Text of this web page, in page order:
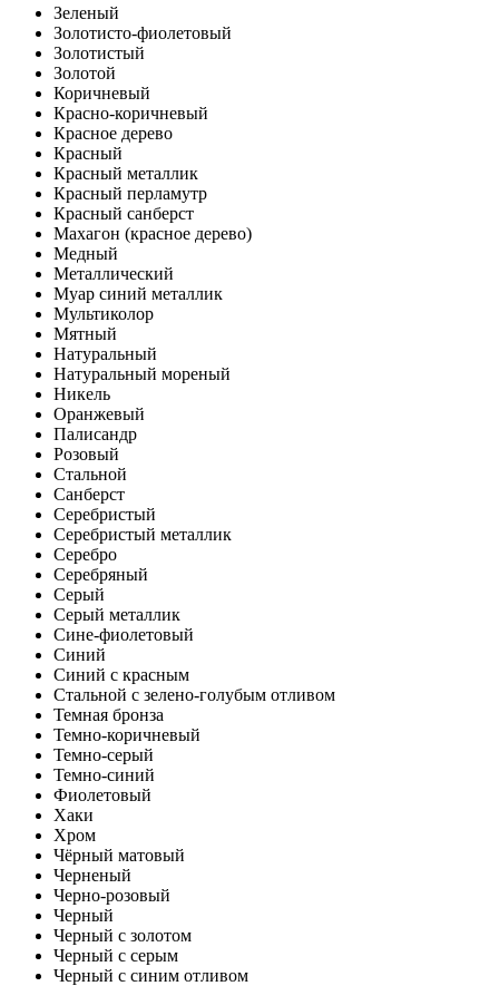
Зеленый
Золотисто-фиолетовый
Золотистый
Золотой
Коричневый
Красно-коричневый
Красное дерево
Красный
Красный металлик
Красный перламутр
Красный санберст
Махагон (красное дерево)
Медный
Металлический
Муар синий металлик
Мультиколор
Мятный
Натуральный
Натуральный мореный
Никель
Оранжевый
Палисандр
Розовый
Стальной
Санберст
Серебристый
Серебристый металлик
Серебро
Серебряный
Серый
Серый металлик
Сине-фиолетовый
Синий
Синий с красным
Стальной с зелено-голубым отливом
Темная бронза
Темно-коричневый
Темно-серый
Темно-синий
Фиолетовый
Хаки
Хром
Чёрный матовый
Черненый
Черно-розовый
Черный
Черный с золотом
Черный с серым
Черный с синим отливом